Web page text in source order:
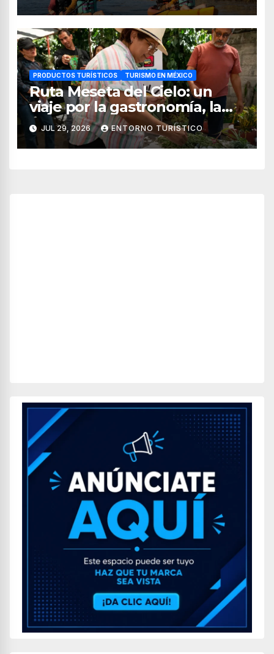
PRODUCTOS TURÍSTICOS TURISMO EN MÉXICO
Ruta Meseta del Cielo: un
viaje por la gastronomía, la
cultura y los paisajes de
Nayarit
JUL 29, 2026 ENTORNO TURÍSTICO